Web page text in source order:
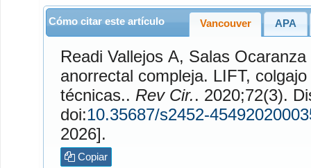
Cómo citar este artículo Vancouver APA
Readi VallejosA, Salas OcaranzaR.
anorrectal compleja. LIFT, colgajo de
técnicas.. Rev Cir.. 2020;72(3). Disponible en:
doi:10.35687/s2452-
2026].
Copiar